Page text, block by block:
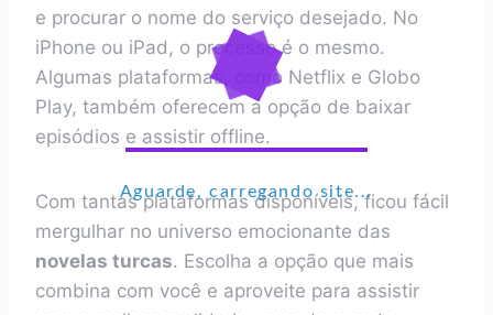
Aguarde, carregando site...
e procurar o nome do serviço desejado. No
iPhone ou iPad, o processo é o mesmo.
Algumas plataformas, como Netflix e Globo
Play, também oferecem a opção de baixar
episódios e assistir offline.
Com tantas plataformas disponíveis, ficou fácil
mergulhar no universo emocionante das
novelas turcas. Escolha a opção que mais
combina com você e aproveite para assistir